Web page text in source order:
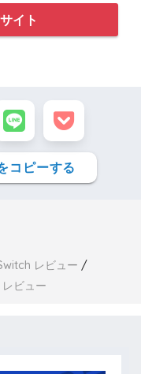
イト
コピーする
レビュー
ビュー